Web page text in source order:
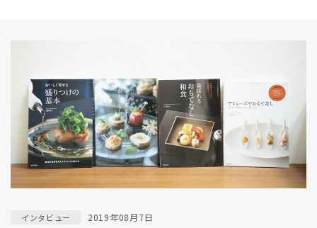
インタビュー 2019年08月7日